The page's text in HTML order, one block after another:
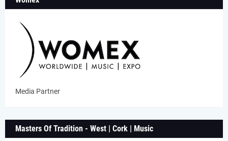
Media Partner
Masters Of Tradition - West | Cork | Music